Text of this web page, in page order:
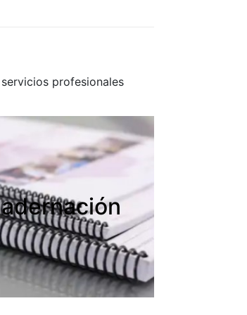
profesionales